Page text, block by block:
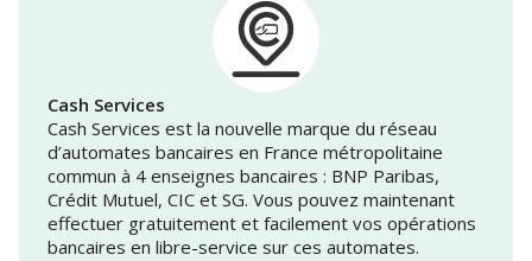
Cash Services
Cash Services est la nouvelle marque du réseau
d’automates bancaires en France métropolitaine
commun à 4 enseignes bancaires : BNP Paribas,
Crédit Mutuel, CIC et SG. Vous pouvez maintenant
effectuer gratuitement et facilement vos opérations
bancaires en libre-service sur ces automates.